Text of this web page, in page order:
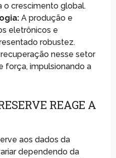
o crescimento global.
A produção e
eletrônicos e
robustez.
nesse setor
força, impulsionando a
REAGE A
aos dados da
dependendo da